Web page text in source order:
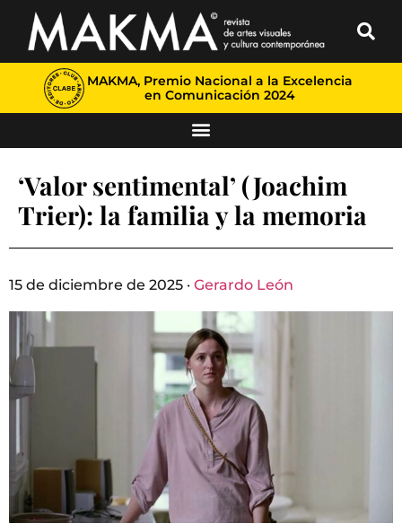
MAKMA, Premio Nacional a la Excelencia
en Comunicación 2024
‘Valor sentimental’ (Joachim
Trier): la familia y la memoria
15 de diciembre de 2025 · Gerardo León